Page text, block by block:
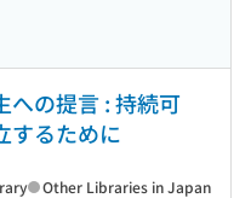
への提言 : 持続可
するために
Other Libraries in Japan